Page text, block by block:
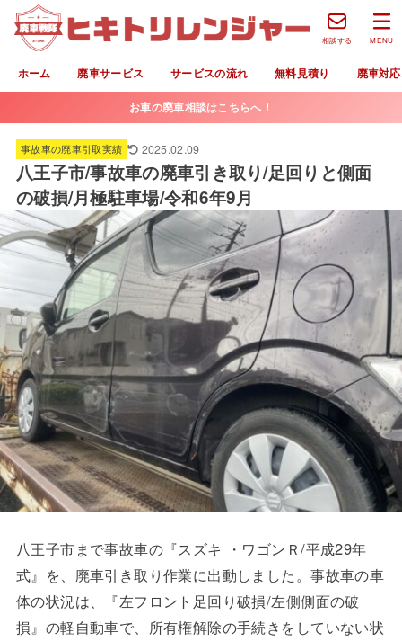
ホーム 廃車サービス サービスの流れ 無料見積り 廃車対
相談する MENU
お車の廃車相談はこちらへ！
事故車の廃車引取実績 2025.02.09
八王子市/事故車の廃車引き取り/足回りと側面
の破損/月極駐車場/令和6年9月
八王子市まで事故車の『スズキ ・ワゴンＲ/平成29年
式』を、廃車引き取り作業に出動しました。事故車の車
体の状況は、『左フロント足回り破損/左側側面の破
損』の軽自動車で、所有権解除の手続きをしていない状